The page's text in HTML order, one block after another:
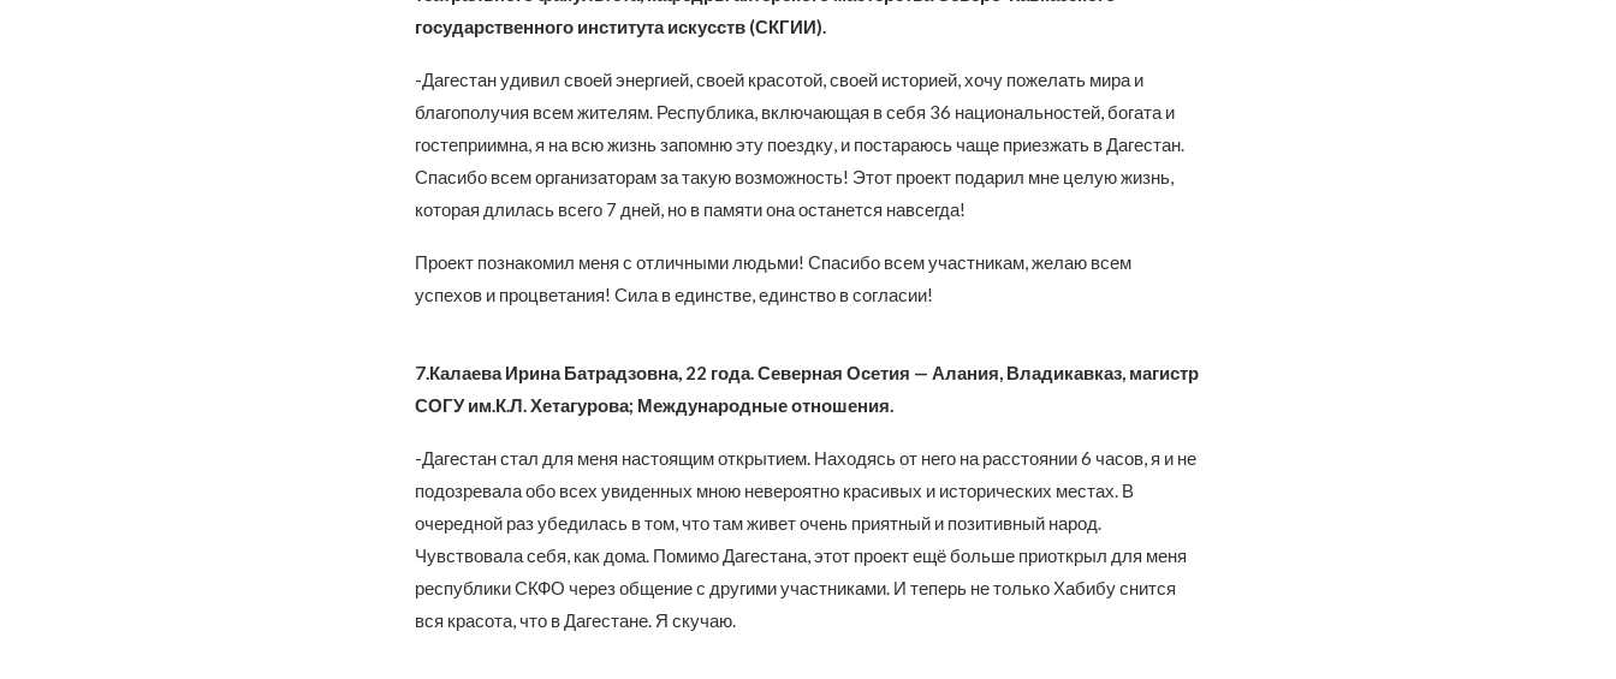
государственного института искусств (СКГИИ).
-Дагестан удивил своей энергией, своей красотой, своей историей, хочу пожелать мира и
благополучия всем жителям. Республика, включающая в себя 36 национальностей, богата и
гостеприимна, я на всю жизнь запомню эту поездку, и постараюсь чаще приезжать в Дагестан.
Спасибо всем организаторам за такую возможность! Этот проект подарил мне целую жизнь,
которая длилась всего 7 дней, но в памяти она останется навсегда!
Проект познакомил меня с отличными людьми! Спасибо всем участникам, желаю всем
успехов и процветания! Сила в единстве, единство в согласии!
7.Калаева Ирина Батрадзовна, 22 года. Северная Осетия — Алания, Владикавказ, магистр
СОГУ им.К.Л. Хетагурова; Международные отношения.
-Дагестан стал для меня настоящим открытием. Находясь от него на расстоянии 6 часов, я и не
подозревала обо всех увиденных мною невероятно красивых и исторических местах. В
очередной раз убедилась в том, что там живет очень приятный и позитивный народ.
Чувствовала себя, как дома. Помимо Дагестана, этот проект ещё больше приоткрыл для меня
республики СКФО через общение с другими участниками. И теперь не только Хабибу снится
вся красота, что в Дагестане. Я скучаю.